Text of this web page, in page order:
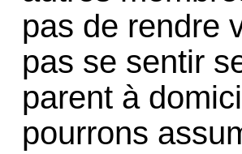
pas de rendre
pas se sentir
parent à
pourrons